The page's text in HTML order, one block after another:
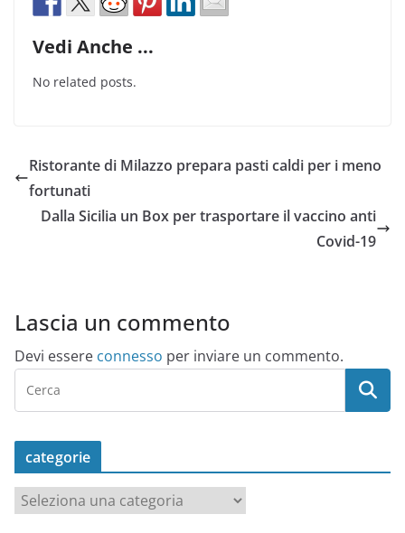
Vedi Anche ...
No related posts.
Ristorante di Milazzo prepara pasti caldi per i meno
fortunati
Dalla Sicilia un Box per trasportare il vaccino anti
Covid-19
Lascia un commento
Devi essere connesso per inviare un commento.
categorie
a